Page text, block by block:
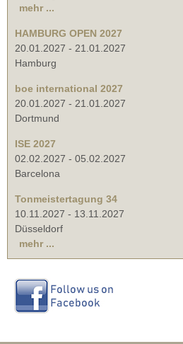
mehr ...
HAMBURG OPEN 2027
20.01.2027 - 21.01.2027
Hamburg
boe international 2027
20.01.2027 - 21.01.2027
Dortmund
ISE 2027
02.02.2027 - 05.02.2027
Barcelona
Tonmeistertagung 34
10.11.2027 - 13.11.2027
Düsseldorf
mehr ...